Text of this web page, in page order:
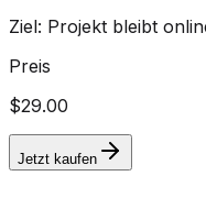
Ziel: Projekt bleibt
Preis
$29.00
Jetzt kaufen